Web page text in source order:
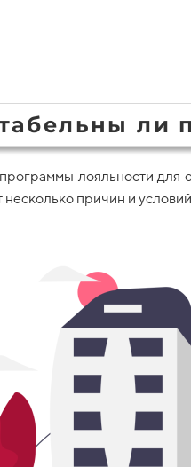
ли
лояльности для
несколько причин и